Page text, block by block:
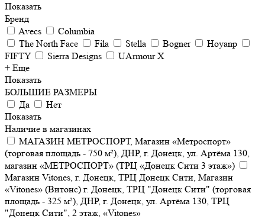
Показать
Бренд
Avecs
Columbia
The North Face
Fila Stella Bogner
Hoyanp
FIFTY
Sierra Designs
UArmour X
+ Еще
Показать
БОЛЬШИЕ РАЗМЕРЫ
Да
Нет
Показать
Наличие в магазинах
МАГАЗИН МЕТРОСПОРТ, Магазин «Метроспорт»
(торговая площадь - 750 м²), ДНР, г. Донецк, ул. Артёма 130,
магазин «МЕТРОСПОРТ» (ТРЦ «Донецк Сити 3 этаж»)
Магазин Vitones, г. Донецк, ТРЦ Донецк Сити, Магазин
«Vitones» (Витонс) г. Донецк, ТРЦ "Донецк Сити" (торговая
площадь - 325 м²), ДНР, г. Донецк, ул. Артёма 130, ТРЦ
"Донецк Сити", 2 этаж, «Vitones»